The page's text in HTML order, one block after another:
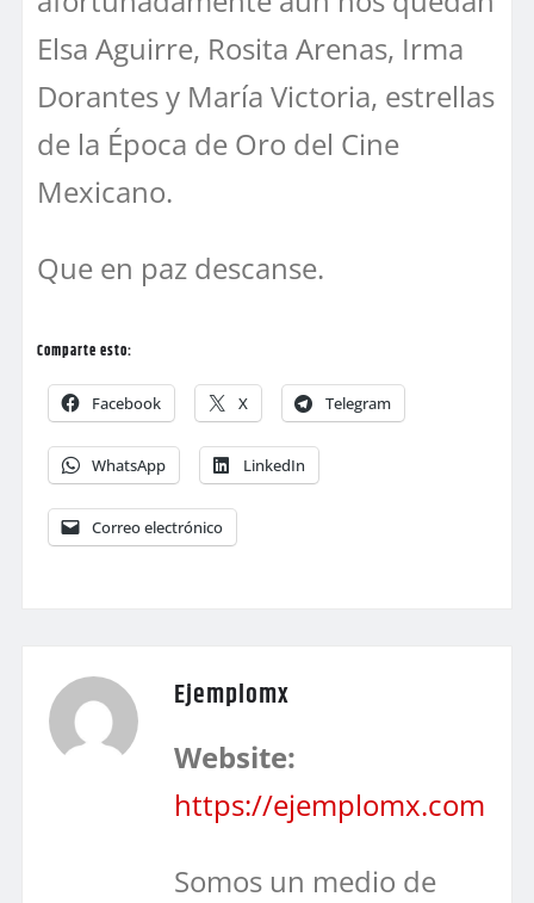
Elsa Aguirre, Rosita Arenas, Irma
Dorantes y María Victoria, estrellas
de la Época de Oro del Cine
Mexicano.
Que en paz descanse.
Comparte esto:
Facebook X Telegram
WhatsApp LinkedIn
Correo electrónico
Ejemplomx
Website:
https://ejemplomx.com
Somos un medio de